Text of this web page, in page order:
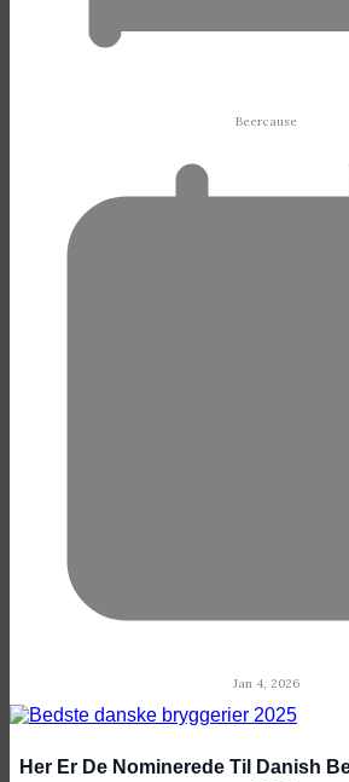
Beercause
Jan 4, 2026
Her Er De Nominerede Til Danish